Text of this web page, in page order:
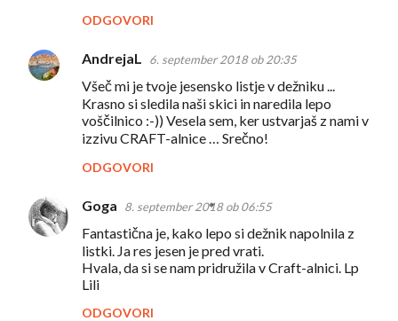
i
ODGOVORI
AndrejaL 6. september 2018 ob 20:35
Všeč mi je tvoje jesensko listje v dežniku ...
Krasno si sledila naši skici in naredila lepo
voščilnico :-)) Vesela sem, ker ustvarjaš z nami v
izzivu CRAFT-alnice … Srečno!
ODGOVORI
Goga 8. september 2018 ob 06:55
Fantastična je, kako lepo si dežnik napolnila z
listki. Ja res jesen je pred vrati.
Hvala, da si se nam pridružila v Craft-alnici. Lp
Lili
ODGOVORI